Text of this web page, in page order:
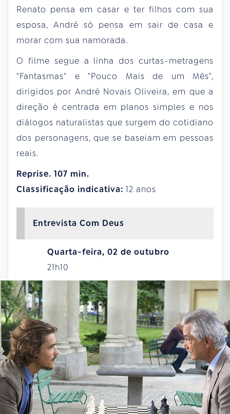
Renato pensa em casar e ter filhos com sua
esposa, André só pensa em sair de casa e
morar com sua namorada.
O filme segue a linha dos curtas-metragens
"Fantasmas" e "Pouco Mais de um Mês",
dirigidos por André Novais Oliveira, em que a
direção é centrada em planos simples e nos
diálogos naturalistas que surgem do cotidiano
dos personagens, que se baseiam em pessoas
reais.
Reprise. 107 min.
Classificação indicativa: 12 anos
Entrevista Com Deus
Quarta-feira, 02 de outubro
21h10